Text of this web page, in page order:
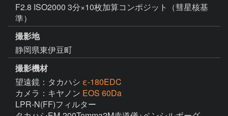
F2.8 ISO2000 3分×10枚加算コンポジット（彗星核基
準）
撮影地
静岡県東伊豆町
撮影機材
望遠鏡：タカハシ ε-180EDC
カメラ：キヤノン EOS 60Da
LPR-N(FF)フィルター